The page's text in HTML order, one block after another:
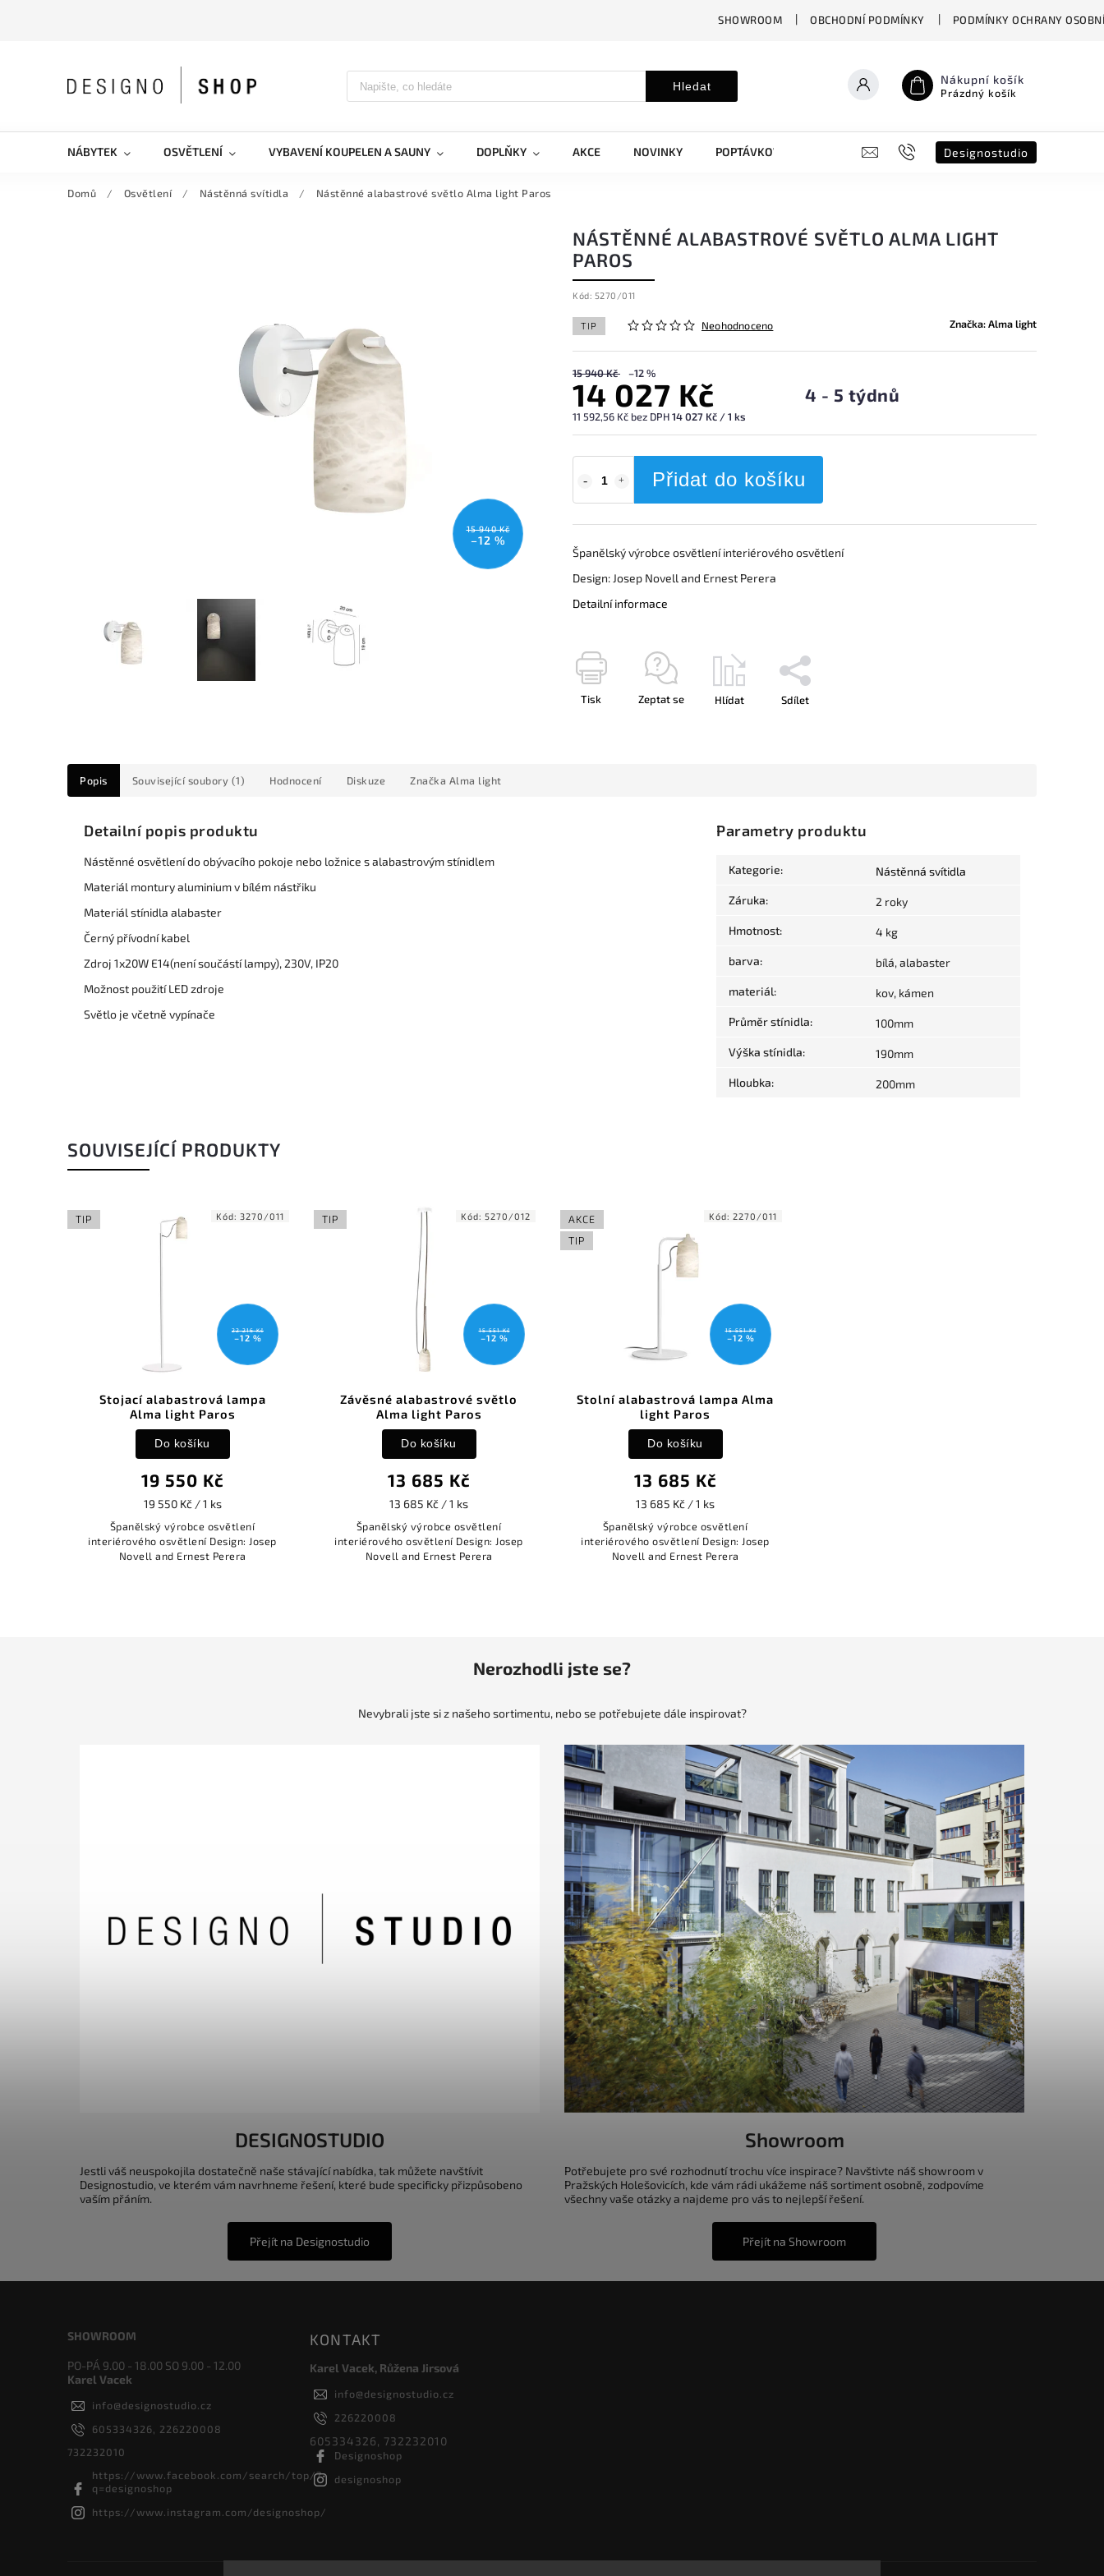
SHOWROOM OBCHODNÍ PODMÍNKY PODMÍNKY OCHRANY
Hledat Nákupní košík
Prázdný košík
NÁBYTEK OSVĚTLENÍ VYBAVENÍ KOUPELEN A SAUNY DOPLŇKY AKCE NOVINKY POPTÁVKOVÝ FORMULÁŘ B2B SHOWROOM
Designostudio
Domů / Osvětlení / Nástěnná svítidla / Nástěnné alabastrové světlo Alma light Paros
15 940 Kč
–12 %
NÁSTĚNNÉ ALABASTROVÉ SVĚTLO ALMA LIGHT
PAROS
Kód: 5270/011
TIP Neohodnoceno Značka:Alma light
15 940 Kč –12 %
14 027 Kč
11 592,56 Kč bez DPH14 027 Kč / 1 ks
4 - 5 týdnů
Přidat do košíku
Španělský výrobce osvětlení interiérového osvětlení
Design: Josep Novell and Ernest Perera
Detailní informace
Tisk Zeptat se Hlídat Sdílet
Popis Související soubory (1) Hodnocení Diskuze Značka Alma light
Detailní popis produktu
Nástěnné osvětlení do obývacího pokoje nebo ložnice s alabastrovým stínidlem
Materiál montury aluminium v bílém nástřiku
Materiál stínidla alabaster
Černý přívodní kabel
Zdroj 1x20W E14(není součástí lampy), 230V, IP20
Možnost použití LED zdroje
Světlo je včetně vypínače
Parametry produktu
Kategorie: Nástěnná svítidla
Záruka: 2 roky
Hmotnost: 4 kg
barva: bílá, alabaster
materiál: kov, kámen
Průměr stínidla: 100mm
Výška stínidla: 190mm
Hloubka: 200mm
SOUVISEJÍCÍ PRODUKTY
TIP
22 216 Kč
–12 %
Stojací alabastrová lampa
Alma light Paros
19 550 Kč
19 550 Kč / 1 ks
Do košíku
Španělský výrobce osvětlení
interiérového osvětlení Design: Josep
Novell and Ernest Perera
Kód: 3270/011 TIP
15 551 Kč
–12 %
Závěsné alabastrové světlo
Alma light Paros
13 685 Kč
13 685 Kč / 1 ks
Do košíku
Španělský výrobce osvětlení
interiérového osvětlení Design: Josep
Novell and Ernest Perera
Kód: 5270/012
AKCE
TIP
15 551 Kč
–12 %
Stolní alabastrová lampa Alma
light Paros
13 685 Kč
13 685 Kč / 1 ks
Do košíku
Španělský výrobce osvětlení
interiérového osvětlení Design: Josep
Novell and Ernest Perera
Kód: 2270/011
Nerozhodli jste se?
Nevybrali jste si z našeho sortimentu, nebo se potřebujete dále inspirovat?
DESIGNOSTUDIO
Jestli váš neuspokojila dostatečně naše stávající nabídka, tak můžete navštívit
Designostudio, ve kterém vám navrhneme řešení, které bude specificky přizpůsobeno
vaším přáním.
Přejít na Designostudio
Showroom
Potřebujete pro své rozhodnutí trochu více inspirace? Navštivte náš showroom v
Pražských Holešovicích, kde vám rádi ukážeme náš sortiment osobně, zodpovíme
všechny vaše otázky a najdeme pro vás to nejlepší řešení.
Přejít na Showroom
SHOWROOM
PO-PÁ 9.00 - 18.00 SO 9.00 - 12.00
Karel Vacek
info@designostudio.cz
605334326, 226220008
732232010
https://www.facebook.com/search/top/?
q=designoshop
https://www.instagram.com/designoshop/
KONTAKT
Karel Vacek, Růžena Jirsová
info@designostudio.cz
226220008
605334326, 732232010
Designoshop
designoshop